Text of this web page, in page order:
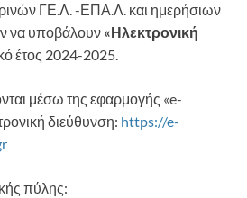
ΓΕ.Λ. -ΕΠΑ.Λ. και ημερήσιων
να υποβάλουν «Ηλεκτρονική
έτος 2024-2025.
μέσω της εφαρμογής «e-
διεύθυνση: https://e-
πύλης: